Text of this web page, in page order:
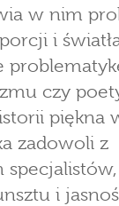
w nim
i
czy
piękna
zadowoli z
i